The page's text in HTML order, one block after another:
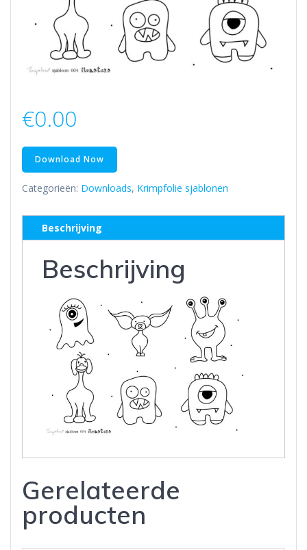
€0.00
Download Now
Categorieën: Downloads, Krimpfolie sjablonen
Beschrijving
Beschrijving
Gerelateerde
producten